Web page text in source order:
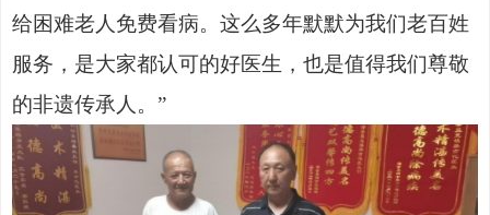
给困难老人免费看病。这么多年默默为我们老百姓
服务，是大家都认可的好医生，也是值得我们尊敬
的非遗传承人。”